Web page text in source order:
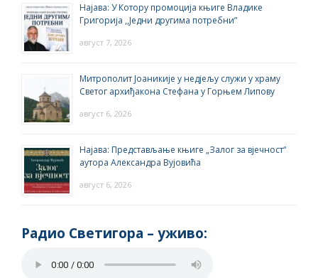
Најава: У Котору промоција књиге Владике
Григорија ,,Једни другима потребни”
август 7, 2026
Митрополит Јоаникије у недјељу служи у храму
Светог архиђакона Стефана у Горњем Липову
август 6, 2026
Најава: Представљање књиге „Залог за вјечност“
аутора Александра Вујовића
август 6, 2026
Радио Светигора – yживо: